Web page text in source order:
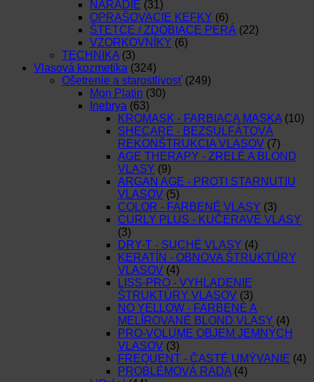
NÁRADIE (31)
OPRAŠOVACIE KEFKY (6)
ŠTETCE / ZDOBIACE PERÁ (22)
VZORKOVNÍKY (6)
TECHNIKA (3)
Vlasová kozmetika (324)
Ošetrenie a starostlivosť (249)
Mon Platin (30)
Inebrya (63)
KROMASK - FARBIACA MASKA (10)
SHECARE - BEZSULFÁTOVÁ
REKONŠTRUKCIA VLASOV (7)
AGE THERAPY - ZRELÉ A BLOND
VLASY (9)
ARGAN AGE - PROTI STARNUTIU
VLASOV (5)
COLOR - FARBENÉ VLASY (3)
CURLY PLUS - KUČERAVÉ VLASY
(3)
DRY-T - SUCHÉ VLASY (4)
KERATÍN - OBNOVA ŠTRUKTÚRY
VLASOV (4)
LISS-PRO - VYHLADENIE
ŠTRUKTÚRY VLASOV (3)
NO YELLOW - FARBENÉ A
MELÍROVANÉ BLOND VLASY (4)
PRO-VOLUME OBJEM JEMNÝCH
VLASOV (3)
FREQUENT - ČASTÉ UMÝVANIE (4)
PROBLÉMOVÁ RADA (4)